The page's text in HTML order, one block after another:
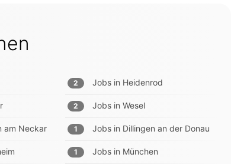
2 Jobs in Heidenrod
2 Jobs in Wesel
am Neckar 1 Jobs in Dillingen an der Donau
1 Jobs in München